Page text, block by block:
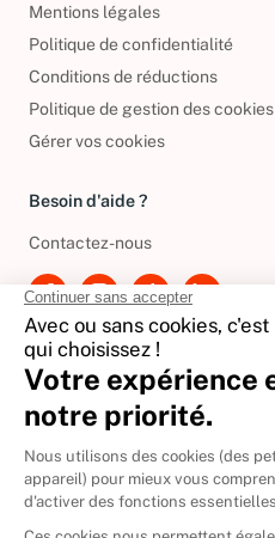
Mentions légales
Politique de confidentialité
Conditions de réductions
Politique de gestion des cookies
Gérer vos cookies
Besoin d'aide ?
Contactez-nous
International
🇪🇸 Espagne
🇩🇪Allemagne
🇮🇹 Italie